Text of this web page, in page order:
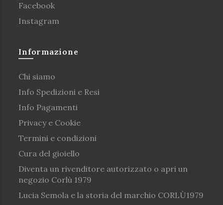
Facebook
Instagram
Informazione
Chi siamo
Info Spedizioni e Resi
Info Pagamenti
Privacy e Cookie
Termini e condizioni
Cura del gioiello
Diventa un rivenditore autorizzato o apri un
negozio Corlù 1979
Lucia Semola e la storia del marchio CORLÙ1979